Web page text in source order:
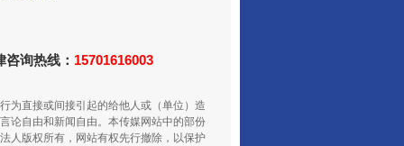
询热线： 15701616003
为直接或间接引起的给他人或（单位）造
论自由和新闻自由。本传媒网站中的部份
人版权所有，网站有权先行撤除，以保护